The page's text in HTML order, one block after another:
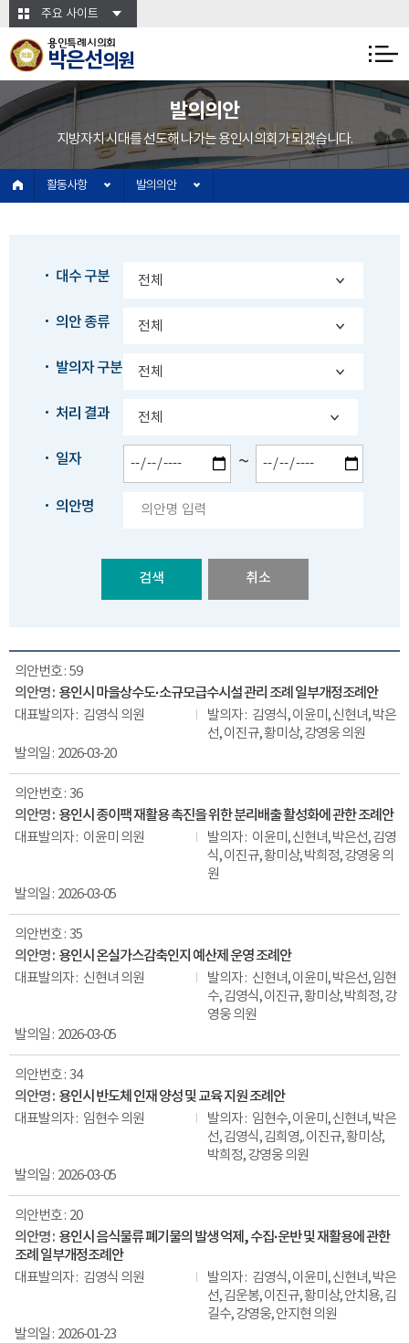
본문바로가기주요 사이트
용인특례시의회
박은선의원
발의의안
지방자치 시대를 선도해 나가는 용인시의회가 되겠습니다.
활동사항 발의의안
대수 구분
의안 종류
발의자 구분
처리 결과
일자 ~
의안명
검색
59
용인시 마을상수도·소규모급수시설 관리 조례 일부개정조례안
김영식 의원
김영식, 이윤미, 신현녀, 박은
선, 이진규, 황미상, 강영웅 의원
2026-03-20
36
용인시 종이팩 재활용 촉진을 위한 분리배출 활성화에 관한 조례안
이윤미 의원
이윤미, 신현녀, 박은선, 김영
식, 이진규, 황미상, 박희정, 강영웅 의
원
2026-03-05
35
용인시 온실가스감축인지 예산제 운영 조례안
신현녀 의원
신현녀, 이윤미, 박은선, 임현
수, 김영식, 이진규, 황미상, 박희정, 강
영웅 의원
2026-03-05
34
용인시 반도체 인재 양성 및 교육 지원 조례안
임현수 의원
임현수, 이윤미, 신현녀, 박은
선, 김영식, 김희영,. 이진규, 황미상,
박희정, 강영웅 의원
2026-03-05
20
용인시 음식물류 폐기물의 발생 억제, 수집·운반 및 재활용에 관한
조례 일부개정조례안
김영식 의원
김영식, 이윤미, 신현녀, 박은
선, 김운봉, 이진규, 황미상, 안치용, 김
길수, 강영웅, 안지현 의원
2026-01-23